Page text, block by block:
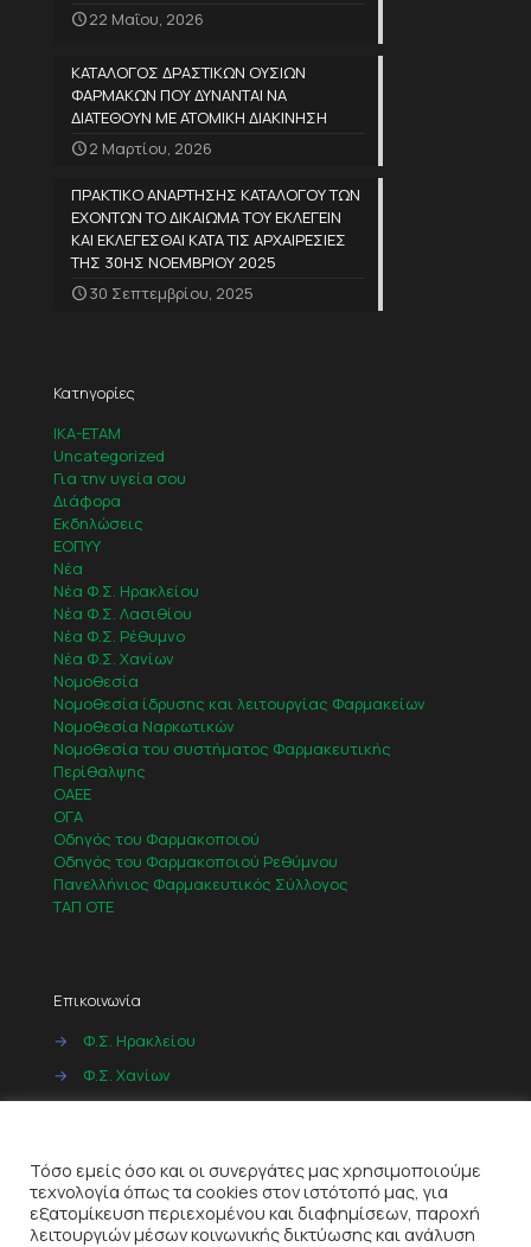
22 Μαΐου, 2026
ΚΑΤΑΛΟΓΟΣ ΔΡΑΣΤΙΚΩΝ ΟΥΣΙΩΝ
ΦΑΡΜΑΚΩΝ ΠΟΥ ΔΥΝΑΝΤΑΙ ΝΑ
ΔΙΑΤΕΘΟΥΝ ΜΕ ΑΤΟΜΙΚΗ ΔΙΑΚΙΝΗΣΗ
2 Μαρτίου, 2026
ΠΡΑΚΤΙΚΟ ΑΝΑΡΤΗΣΗΣ ΚΑΤΑΛΟΓΟΥ ΤΩΝ
ΕΧΟΝΤΩΝ ΤΟ ΔΙΚΑΙΩΜΑ ΤΟΥ ΕΚΛΕΓΕΙΝ
ΚΑΙ ΕΚΛΕΓΕΣΘΑΙ ΚΑΤΑ ΤΙΣ ΑΡΧΑΙΡΕΣΙΕΣ
ΤΗΣ 30ΗΣ ΝΟΕΜΒΡΙΟΥ 2025
30 Σεπτεμβρίου, 2025
Κατηγορίες
IKA-ETAM
Uncategorized
Για την υγεία σου
Διάφορα
Εκδηλώσεις
ΕΟΠΥΥ
Νέα
Νέα Φ.Σ. Ηρακλείου
Νέα Φ.Σ. Λασιθίου
Νέα Φ.Σ. Ρέθυμνο
Νέα Φ.Σ. Χανίων
Νομοθεσία
Νομοθεσία ίδρυσης και λειτουργίας Φαρμακείων
Νομοθεσία Ναρκωτικών
Νομοθεσία του συστήματος Φαρμακευτικής
Περίθαλψης
ΟΑΕΕ
ΟΓΑ
Οδηγός του Φαρμακοποιού
Οδηγός του Φαρμακοποιού Ρεθύμνου
Πανελλήνιος Φαρμακευτικός Σύλλογος
ΤΑΠ ΟΤΕ
Επικοινωνία
→
Φ.Σ. Ηρακλείου
→
Φ.Σ. Χανίων
Τόσο εμείς όσο και οι συνεργάτες μας χρησιμοποιούμε
τεχνολογία όπως τα cookies στον ιστότοπό μας, για
εξατομίκευση περιεχομένου και διαφημίσεων, παροχή
λειτουργιών μέσων κοινωνικής δικτύωσης και ανάλυση